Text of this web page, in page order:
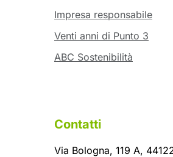
Impresa responsabile
Venti anni di Punto 3
ABC Sostenibilità
Contatti
Via Bologna, 119 A,